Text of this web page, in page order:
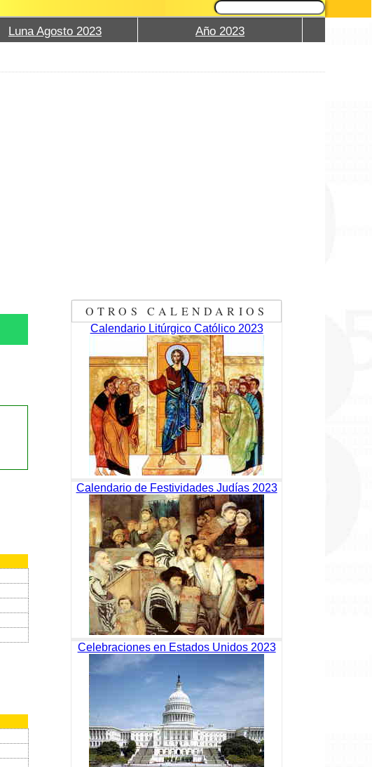
Luna Agosto 2023 Año 2023
OTROS CALENDARIOS
Calendario Litúrgico Católico 2023
Calendario de Festividades Judías 2023
Celebraciones en Estados Unidos 2023